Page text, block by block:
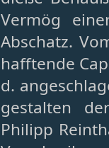
Vermög
Abschatz.
hafftende
d.
gestalten
Philipp